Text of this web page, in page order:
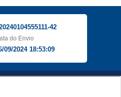
42
do Envio
09/2024 18:53:09